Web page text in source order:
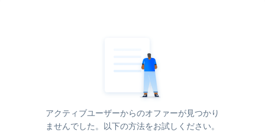
アクティブユーザーからのオファーが見つかり
ませんでした。以下の方法をお試しください。